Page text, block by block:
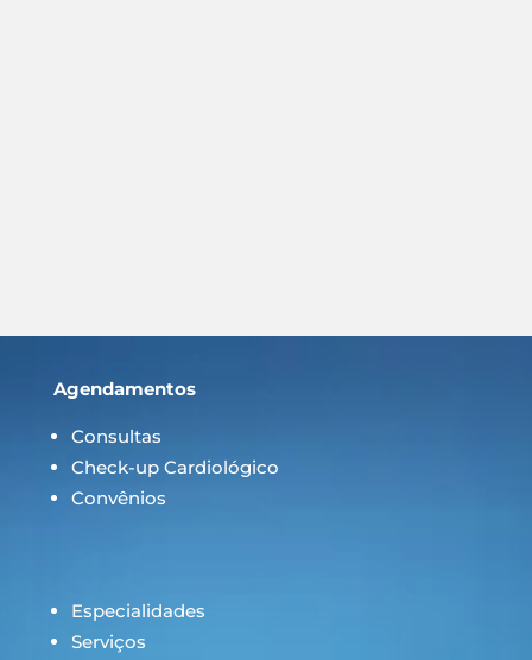
Agendamentos
Consultas
Check-up Cardiológico
Convênios
Especialidades
Serviços